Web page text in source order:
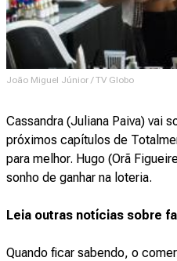
João Miguel Júnior / TV Globo
Cassandra (Juliana Paiva) vai
próximos capítulos de
para melhor. Hugo (Orã
sonho de ganhar na loteria.
Leia outras notícias sobre
Quando ficar sabendo, o